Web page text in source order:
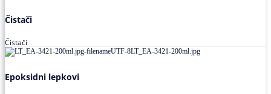
Čistači
Čistači
Epoksidni lepkovi